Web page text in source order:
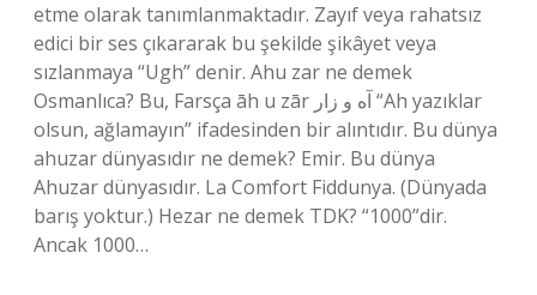
etme olarak tanımlanmaktadır. Zayıf veya rahatsız
edici bir ses çıkararak bu şekilde şikâyet veya
sızlanmaya “Ugh” denir. Ahu zar ne demek
Osmanlıca? Bu, Farsça āh u zār آه و زار “Ah yazıklar
olsun, ağlamayın” ifadesinden bir alıntıdır. Bu dünya
ahuzar dünyasıdır ne demek? Emir. Bu dünya
Ahuzar dünyasıdır. La Comfort Fiddunya. (Dünyada
barış yoktur.) Hezar ne demek TDK? “1000”dir.
Ancak 1000…